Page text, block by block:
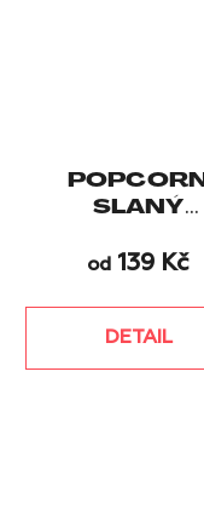
POPCORN
SLANÝ
od 139 Kč
DETAIL